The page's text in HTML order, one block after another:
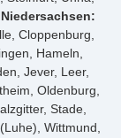
Cloppenburg,
Hameln,
Jever, Leer,
Oldenburg,
Stade,
Wittmund,